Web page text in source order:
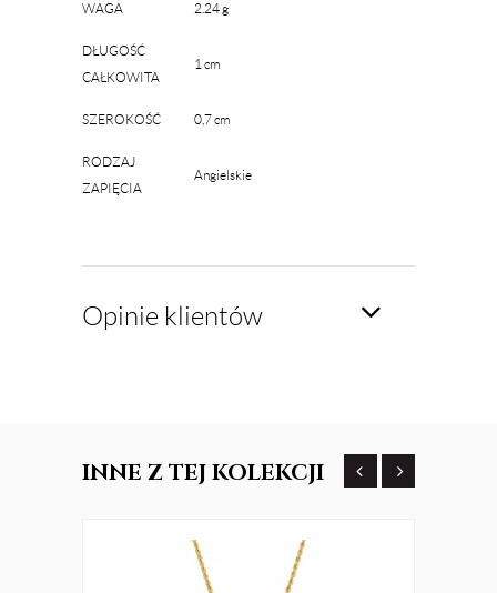
WAGA 2.24 g
DŁUGOŚĆ
CAŁKOWITA
1 cm
SZEROKOŚĆ 0,7 cm
RODZAJ
ZAPIĘCIA
Angielskie
Opinie klientów
INNE Z TEJ KOLEKCJI